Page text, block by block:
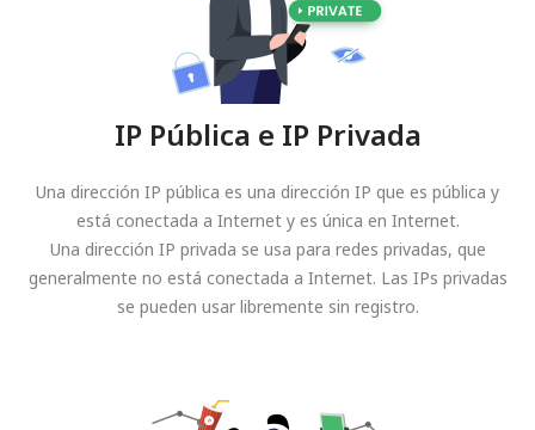
IP Pública e IP Privada
Una dirección IP pública es una dirección IP que es pública y
está conectada a Internet y es única en Internet.
Una dirección IP privada se usa para redes privadas, que
generalmente no está conectada a Internet. Las IPs privadas
se pueden usar libremente sin registro.